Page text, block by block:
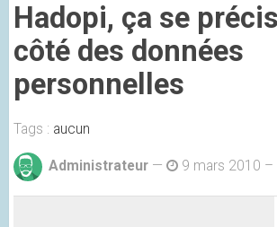
Hadopi, ça se
côté des données
personnelles
Tags : aucun
Administrateur — 9 mars 2010 –